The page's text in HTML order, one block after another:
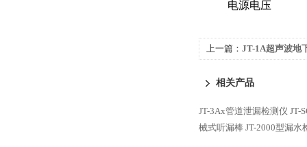
电源电压
上一篇： JT-1A超声波地
相关产品
JT-3Ax管道泄漏检测仪 JT-
械式听漏棒 JT-2000型漏水